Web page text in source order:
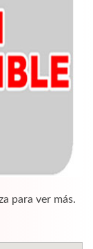
para ver más.